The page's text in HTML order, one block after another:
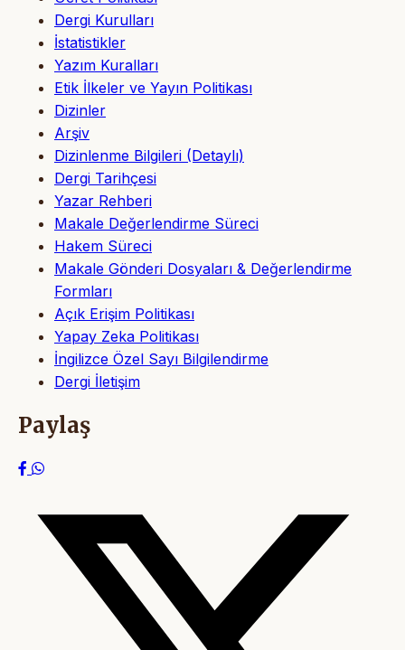
Dergi Kurulları
İstatistikler
Yazım Kuralları
Etik İlkeler ve Yayın Politikası
Dizinler
Arşiv
Dizinlenme Bilgileri (Detaylı)
Dergi Tarihçesi
Yazar Rehberi
Makale Değerlendirme Süreci
Hakem Süreci
Makale Gönderi Dosyaları & Değerlendirme
Formları
Açık Erişim Politikası
Yapay Zeka Politikası
İngilizce Özel Sayı Bilgilendirme
Dergi İletişim
Paylaş